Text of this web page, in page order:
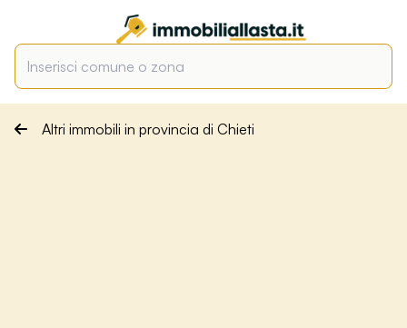
Altri immobili in provincia di Chieti